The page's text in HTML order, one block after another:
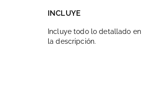
INCLUYE
Incluye todo lo detallado en
la descripción.